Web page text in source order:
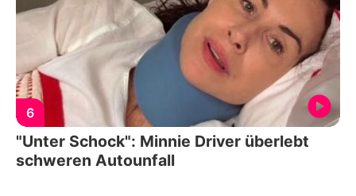
6
"Unter Schock": Minnie Driver überlebt
schweren Autounfall